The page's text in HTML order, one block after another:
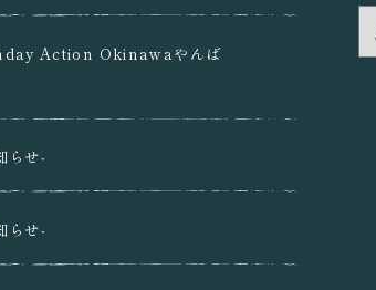
Action Okinawaやんば
らせ‐
らせ‐